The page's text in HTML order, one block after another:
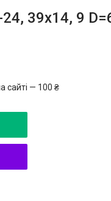
39x14, 9
сайті — 100 ₴